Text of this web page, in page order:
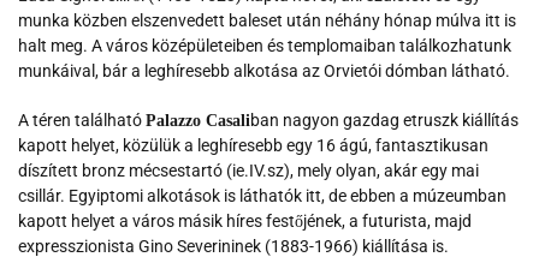
munka közben elszenvedett baleset után néhány hónap múlva itt is
halt meg. A város középületeiben és templomaiban találkozhatunk
munkáival, bár a leghíresebb alkotása az Orvietói dómban látható.
A téren található Palazzo Casaliban nagyon gazdag etruszk kiállítás
kapott helyet, közülük a leghíresebb egy 16 ágú, fantasztikusan
díszített bronz mécsestartó (ie.IV.sz), mely olyan, akár egy mai
csillár. Egyiptomi alkotások is láthatók itt, de ebben a múzeumban
kapott helyet a város másik híres festőjének, a futurista, majd
expresszionista Gino Severininek (1883-1966) kiállítása is.